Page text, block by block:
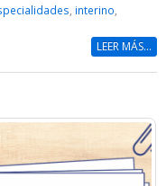
interino
LEER MÁS...